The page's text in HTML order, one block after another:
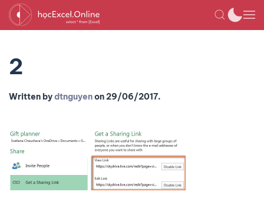
2
Written bydtnguyenon29/06/2017.